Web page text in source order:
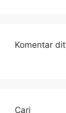
Komentar
Cari